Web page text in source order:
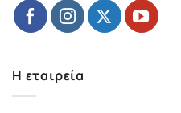
Η εταιρεία